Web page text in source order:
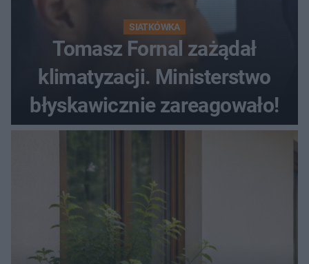
SIATKÓWKA
Tomasz Fornal zażądał
klimatyzacji. Ministerstwo
błyskawicznie zareagowało!